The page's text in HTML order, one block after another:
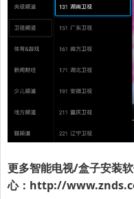
更多智能电视/盒子安装
心： http://